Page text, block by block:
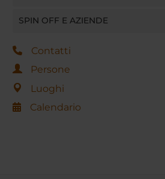
SPIN OFF E AZIENDE
Contatti
Persone
Luoghi
Calendario